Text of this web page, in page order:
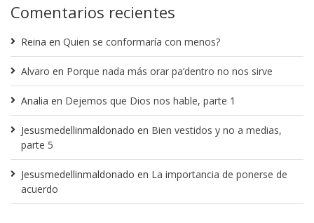
Comentarios recientes
Reina en Quien se conformaría con menos?
Alvaro en Porque nada más orar pa’dentro no nos sirve
Analia en Dejemos que Dios nos hable, parte 1
Jesusmedellinmaldonado en Bien vestidos y no a medias,
parte 5
Jesusmedellinmaldonado en La importancia de ponerse de
acuerdo